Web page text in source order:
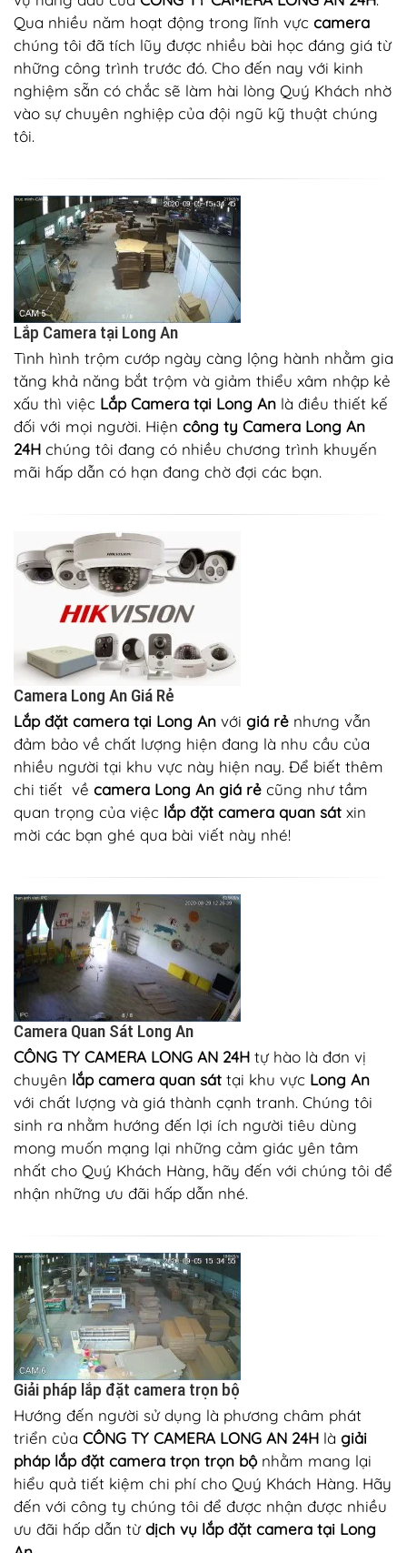
Qua nhiều năm hoạt động trong lĩnh vực camera
chúng tôi đã tích lũy được nhiều bài học đáng giá từ
những công trình trước đó. Cho đến nay với kinh
nghiệm sẵn có chắc sẽ làm hài lòng Quý Khách nhờ
vào sự chuyên nghiệp của đội ngũ kỹ thuật chúng
tôi.
Lắp Camera tại Long An
Tình hình trộm cướp ngày càng lộng hành nhằm gia
tăng khả năng bắt trộm và giảm thiểu xâm nhập kẻ
xấu thì việc Lắp Camera tại Long An là điều thiết kế
đối với mọi người. Hiện công ty Camera Long An
24H chúng tôi đang có nhiều chương trình khuyến
mãi hấp dẫn có hạn đang chờ đợi các bạn.
Camera Long An Giá Rẻ
Lắp đặt camera tại Long An với giá rẻ nhưng vẫn
đảm bảo về chất lượng hiện đang là nhu cầu của
nhiều người tại khu vực này hiện nay. Để biết thêm
chi tiết về camera Long An giá rẻ cũng như tầm
quan trọng của việc lắp đặt camera quan sát xin
mời các bạn ghé qua bài viết này nhé!
Camera Quan Sát Long An
CÔNG TY CAMERA LONG AN 24H tự hào là đơn vị
chuyên lắp camera quan sát tại khu vực Long An
với chất lượng và giá thành cạnh tranh. Chúng tôi
sinh ra nhằm hướng đến lợi ích người tiêu dùng
mong muốn mạng lại những cảm giác yên tâm
nhất cho Quý Khách Hàng, hãy đến với chúng tôi để
nhận những ưu đãi hấp dẫn nhé.
Giải pháp lắp đặt camera trọn bộ
Hướng đến người sử dụng là phương châm phát
triển của CÔNG TY CAMERA LONG AN 24H là giải
pháp lắp đặt camera trọn trọn bộ nhằm mang lại
hiểu quả tiết kiệm chi phí cho Quý Khách Hàng. Hãy
đến với công ty chúng tôi để được nhận được nhiều
ưu đãi hấp dẫn từdịch vụ lắp đặt camera tại Long